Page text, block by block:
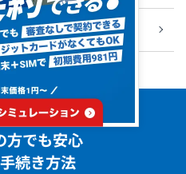
方でも安心
続き方法